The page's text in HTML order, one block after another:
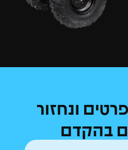
ונחזור
בהקדם